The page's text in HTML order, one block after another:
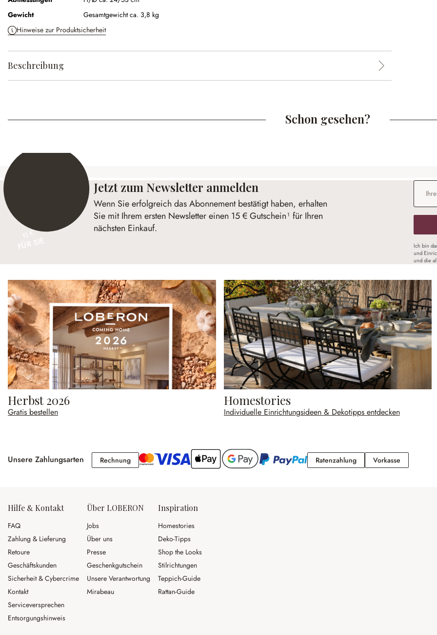
Gewicht
Gesamtgewicht ca. 3,8 kg
Hinweise zur Produktsicherheit
Beschreibung
Schon gesehen?
15 €
Jetzt zum Newsletter anmelden
Wenn Sie erfolgreich das Abonnement bestätigt haben, erhalten
Sie mit Ihrem ersten Newsletter einen 15 € Gutschein¹ für Ihren
nächsten Einkauf.
E-Mail-
Ich bin
und
und die
Herbst 2026
Gratis bestellen
Homestories
Individuelle Einrichtungsideen & Dekotipps entdecken
Unsere Zahlungsarten RechnungRechnung RatenzahlungRatenzahlung
VorkasseVorkasse
Hilfe & Kontakt
FAQ
Zahlung & Lieferung
Retoure
Geschäftskunden
Sicherheit & Cybercrime
Kontakt
Serviceversprechen
Entsorgungshinweis
Über LOBERON
Jobs
Über uns
Presse
Geschenkgutschein
Unsere Verantwortung
Mirabeau
Inspiration
Homestories
Deko-Tipps
Shop the Looks
Stilrichtungen
Teppich-Guide
Rattan-Guide